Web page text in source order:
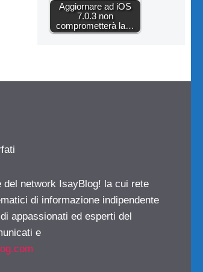
Aggiornare ad iOS
7.0.3 non
comprometterà la…
network IsayBlog! la cui rete
di informazione indipendente
appassionati ed esperti del
e